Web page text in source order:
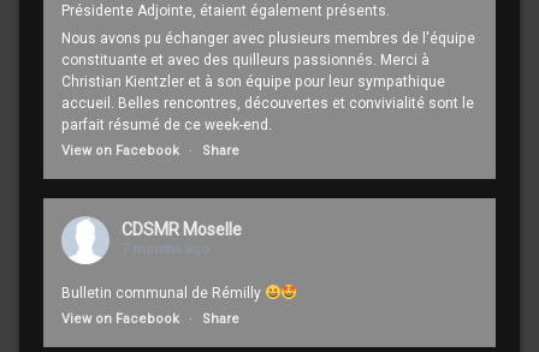
Présidente Adjointe, étaient également présents.
Nous avons pu échanger avec plusieurs membres de l'équipe
constituante et avec des quilleurs passionnés. Merci à
Christian Kientzler et à son équipe pour leur sympathique
accueil. Belles rencontres, découvertes et convivialité sont le
parfait résumé de ce week-end.
View on Facebook · Share
CDSMR Moselle
7 months ago
Bulletin communal de Rémilly
View on Facebook · Share